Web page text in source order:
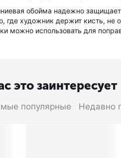
обойма надежно
где художник держит кисть,
можно использовать для
это заинтересует
популярные Недавно